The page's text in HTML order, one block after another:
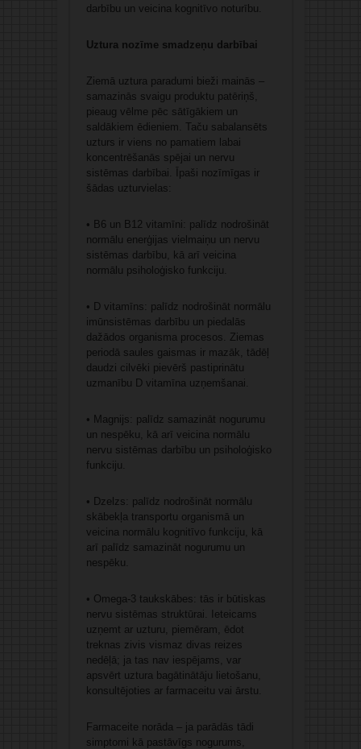
darbību un veicina kognitīvo noturību.
Uztura nozīme smadzeņu darbībai
Ziemā uztura paradumi bieži mainās –
samazinās svaigu produktu patēriņš,
pieaug vēlme pēc sātīgākiem un
saldākiem ēdieniem. Taču sabalansēts
uzturs ir viens no pamatiem labai
koncentrēšanās spējai un nervu
sistēmas darbībai. Īpaši nozīmīgas ir
šādas uzturvielas:
• B6 un B12 vitamīni: palīdz nodrošināt
normālu enerģijas vielmaiņu un nervu
sistēmas darbību, kā arī veicina
normālu psiholoģisko funkciju.
• D vitamīns: palīdz nodrošināt normālu
imūnsistēmas darbību un piedalās
dažādos organisma procesos. Ziemas
periodā saules gaismas ir mazāk, tādēļ
daudzi cilvēki pievērš pastiprinātu
uzmanību D vitamīna uzņemšanai.
• Magnijs: palīdz samazināt nogurumu
un nespēku, kā arī veicina normālu
nervu sistēmas darbību un psiholoģisko
funkciju.
• Dzelzs: palīdz nodrošināt normālu
skābekļa transportu organismā un
veicina normālu kognitīvo funkciju, kā
arī palīdz samazināt nogurumu un
nespēku.
• Omega-3 taukskābes: tās ir būtiskas
nervu sistēmas struktūrai. Ieteicams
uzņemt ar uzturu, piemēram, ēdot
treknas zivis vismaz divas reizes
nedēļā; ja tas nav iespējams, var
apsvērt uztura bagātinātāju lietošanu,
konsultējoties ar farmaceitu vai ārstu.
Farmaceite norāda – ja parādās tādi
simptomi kā pastāvīgs nogurums,